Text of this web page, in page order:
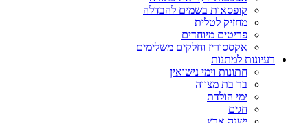
קופסאות בשמים להבדלה
מחזיק לטלית
פריטים מיוחדים
אקססוריז וחלקים משלימים
רעיונות למתנות
חתונות וימי נישואין
בר בת מצווה
ימי הולדת
חגים